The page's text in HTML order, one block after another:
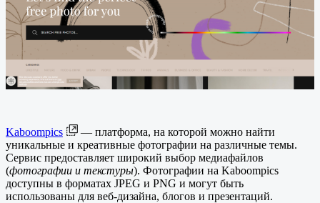
Kaboompics
— платформа, на которой можно найти
уникальные и креативные фотографии на различные темы.
Сервис предоставляет широкий выбор медиафайлов
(фотографии и текстуры). Фотографии на Kaboompics
доступны в форматах JPEG и PNG и могут быть
использованы для веб-дизайна, блогов и презентаций.